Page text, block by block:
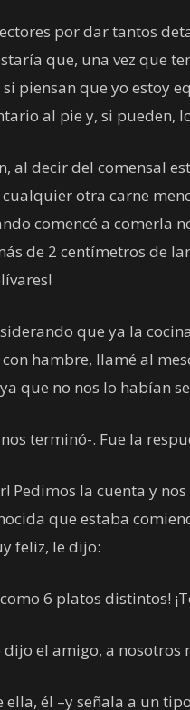
por dar tantos
que, una vez que
piensan que yo estoy
al pie y, si pueden,
al decir del comensal
otra carne
comencé a comerla
de 2 centímetros de
que ya la
hambre, llamé al
que no nos lo habían
terminó-. Fue la
Pedimos la cuenta y
que estaba
feliz, le dijo:
6 platos distintos!
el amigo, a
ella, él –y señala a un